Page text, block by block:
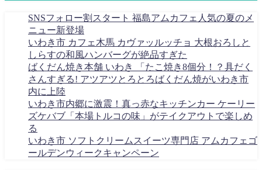
SNSフォロー割スタート 福島アムカフェ人気の夏のメ
ニュー新登場
いわき市 カフェ木馬 カヴァッルッチョ 大根おろしと
しらすの和風ハンバーグが絶品すぎた
ばくだん焼き本舗 いわき 「たこ焼き8個分！？具だく
さんすぎる! アツアツとろとろばくだん焼がいわき市
内に上陸
いわき市内郷に激震！真っ赤なキッチンカー ケーリー
ズケバブ「本場トルコの味」がテイクアウトで楽しめ
る
いわき市 ソフトクリームスイーツ専門店 アムカフェゴ
ールデンウィークキャンペーン